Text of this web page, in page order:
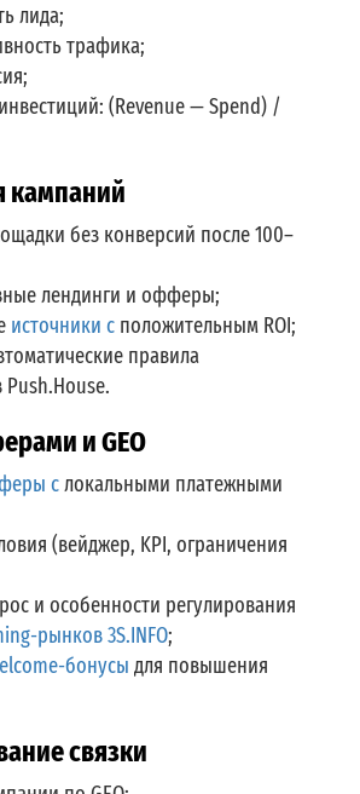
лида;
трафика;
(Revenue — Spend) /
кампаний
без конверсий после 100–
лендинги и офферы;
источники с положительным ROI;
правила
и GEO
слокальными платежными
(вейджер, KPI, ограничения
и особенности регулирования
рынков 3S.INFO;
бонусы для повышения
связки